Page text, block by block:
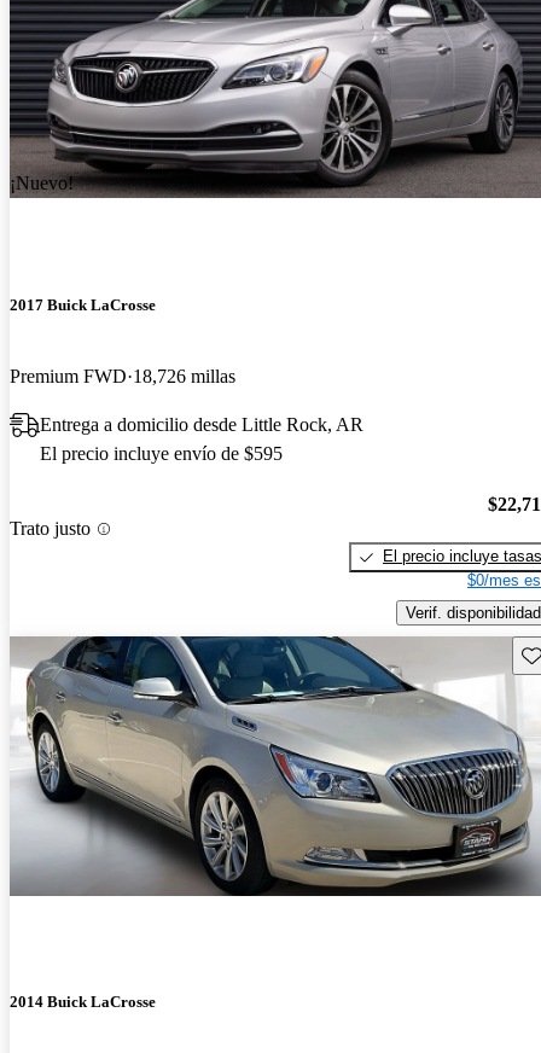
¡Nuevo!
2017 Buick LaCrosse
Premium FWD 18,726 millas
Entrega a domicilio desde Little Rock, AR
El precio incluye envío de $595
Trato justo
El precio incluye tasas
$0/mes
Verif. disponibilidad
2014 Buick LaCrosse